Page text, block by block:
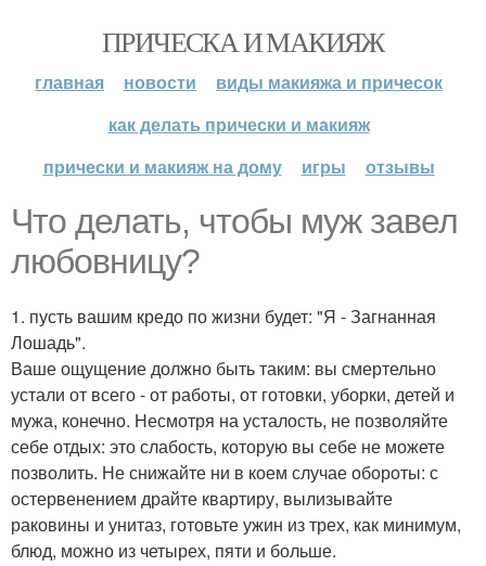
ПРИЧЕСКА И МАКИЯЖ
главная новости
виды макияжа и причесок
как делать прически и макияж
прически и макияж на дому
игры отзывы
Что делать, чтобы муж завел
любовницу?
1. пусть вашим кредо по жизни будет: "Я - Загнанная
Лошадь".
Ваше ощущение должно быть таким: вы смертельно
устали от всего - от работы, от готовки, уборки, детей и
мужа, конечно. Несмотря на усталость, не позволяйте
себе отдых: это слабость, которую вы себе не можете
позволить. Не снижайте ни в коем случае обороты: с
остервенением драйте квартиру, вылизывайте
раковины и унитаз, готовьте ужин из трех, как минимум,
блюд, можно из четырех, пяти и больше.